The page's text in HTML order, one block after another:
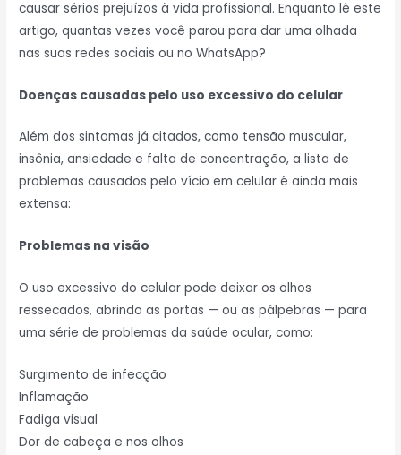
causar sérios prejuízos à vida profissional. Enquanto lê este
artigo, quantas vezes você parou para dar uma olhada
nas suas redes sociais ou no WhatsApp?
Doenças causadas pelo uso excessivo do celular
Além dos sintomas já citados, como tensão muscular,
insônia, ansiedade e falta de concentração, a lista de
problemas causados pelo vício em celular é ainda mais
extensa:
Problemas na visão
O uso excessivo do celular pode deixar os olhos
ressecados, abrindo as portas — ou as pálpebras — para
uma série de problemas da saúde ocular, como:
Surgimento de infecção
Inflamação
Fadiga visual
Dor de cabeça e nos olhos